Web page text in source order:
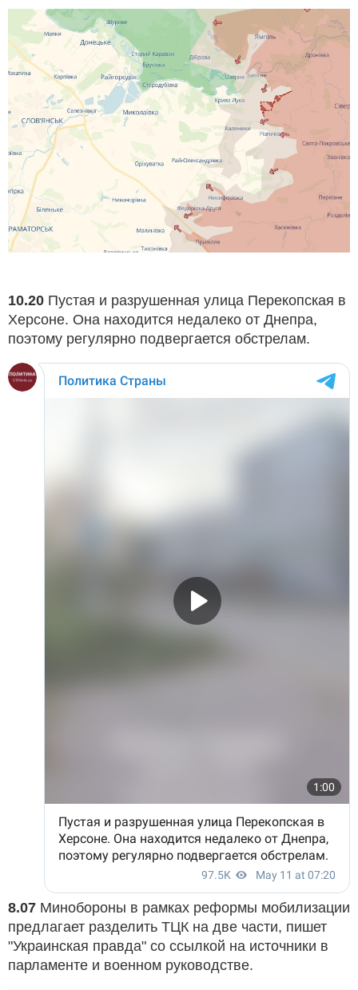
10.20 Пустая и разрушенная улица Перекопская в
Херсоне. Она находится недалеко от Днепра,
поэтому регулярно подвергается обстрелам.
8.07 Минобороны в рамках реформы мобилизации
предлагает разделить ТЦК на две части, пишет
"Украинская правда" со ссылкой на источники в
парламенте и военном руководстве.